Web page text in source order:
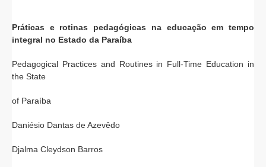
Práticas e rotinas pedagógicas na educação em tempo
integral no Estado da Paraíba
Pedagogical Practices and Routines in Full-Time Education in
the State
of Paraíba
Daniésio Dantas de Azevêdo
Djalma Cleydson Barros